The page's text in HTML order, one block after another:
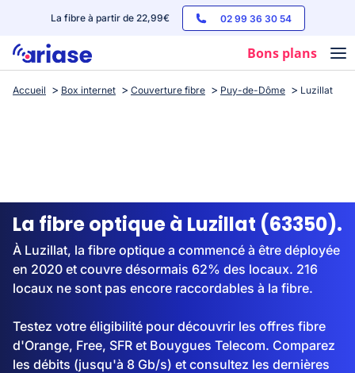
La fibre à partir de 22,99€ 02 99 36 30 54
Bons plans
Box internet
Streaming
Accueil Box internet Couverture fibre Puy-de-Dôme Luzillat
La fibre optique à Luzillat (63350).
À Luzillat, la fibre optique a commencé à être déployée
en 2020 et couvre désormais 62% des locaux. 216
locaux ne sont pas encore raccordables à la fibre.
Testez votre éligibilité pour découvrir les offres fibre
d'Orange, Free, SFR et Bouygues Telecom. Comparez
les débits (jusqu'à 8 Gb/s) et consultez les dernières